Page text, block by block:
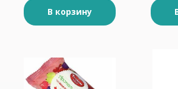
В корзину